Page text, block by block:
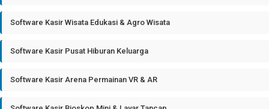
Software Kasir Wisata Edukasi & Agro Wisata
Software Kasir Pusat Hiburan Keluarga
Software Kasir Arena Permainan VR & AR